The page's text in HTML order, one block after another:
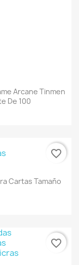
Arcane Tinmen
De 100
Cartas Tamaño
favorite_border
favorite_border